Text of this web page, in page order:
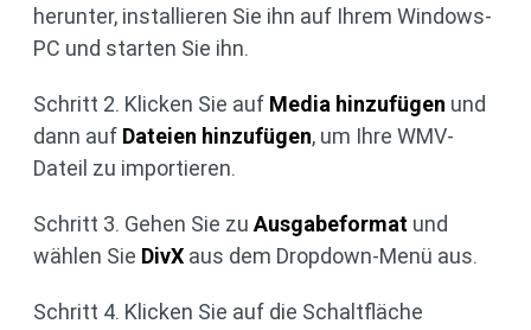
herunter, installieren Sie ihn auf Ihrem Windows-
PC und starten Sie ihn.
Schritt 2. Klicken Sie auf Media hinzufügen und
dann auf Dateien hinzufügen, um Ihre WMV-
Dateil zu importieren.
Schritt 3. Gehen Sie zu Ausgabeformat und
wählen Sie DivX aus dem Dropdown-Menü aus.
Schritt 4. Klicken Sie auf die Schaltfläche